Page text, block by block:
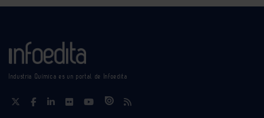
Industria Química es un portal de Infoedita